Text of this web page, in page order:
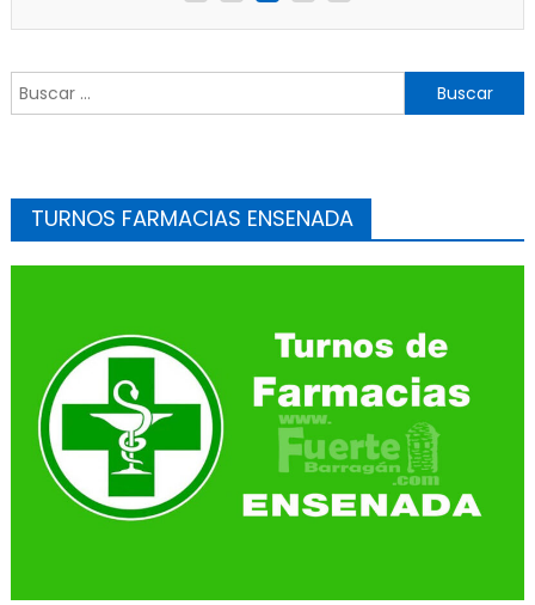
Buscar:
TURNOS FARMACIAS ENSENADA